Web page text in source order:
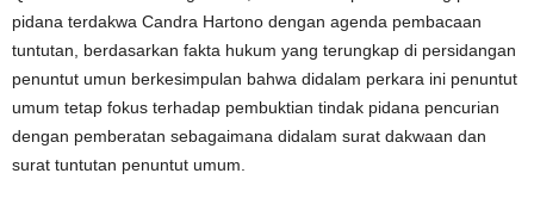
pidana terdakwa Candra Hartono dengan agenda pembacaan
tuntutan, berdasarkan fakta hukum yang terungkap di persidangan
penuntut umun berkesimpulan bahwa didalam perkara ini penuntut
umum tetap fokus terhadap pembuktian tindak pidana pencurian
dengan pemberatan sebagaimana didalam surat dakwaan dan
surat tuntutan penuntut umum.